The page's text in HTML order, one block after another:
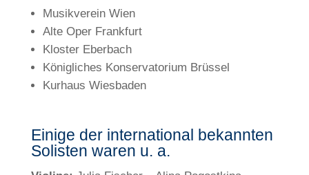
Musikverein Wien
Alte Oper Frankfurt
Kloster Eberbach
Königliches Konservatorium Brüssel
Kurhaus Wiesbaden
Einige der international bekannten
Solisten waren u. a.